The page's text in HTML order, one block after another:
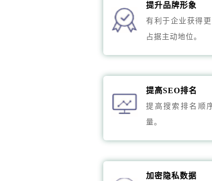
提升品牌形象
有利于企业获得
占据主动地位。
提高SEO排名
提高搜索排名顺
量。
加密隐私数据